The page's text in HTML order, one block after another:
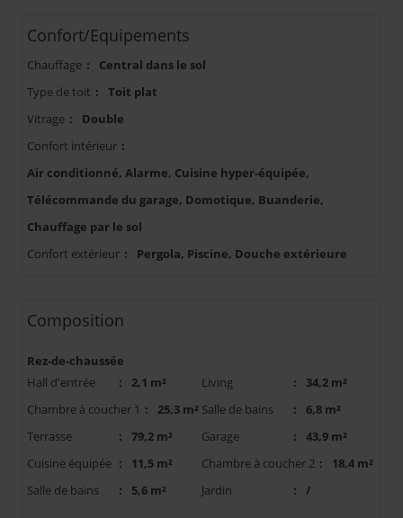
Confort/Equipements
Chauffage :
Central dans le sol
Type de toit :
Toit plat
Vitrage :
Double
Confort intérieur :
Air conditionné, Alarme, Cuisine hyper-équipée,
Télécommande du garage, Domotique, Buanderie,
Chauffage par le sol
Confort extérieur : Pergola, Piscine, Douche extérieure
Composition
Rez-de-chaussée
Hall d'entrée
: 2,1 m² Living :
34,2 m²
Chambre à coucher 1 : 25,3 m² Salle de bains :
6,8 m²
Terrasse
: 79,2 m² Garage :
43,9 m²
Cuisine équipée : 11,5 m² Chambre à coucher 2 :
18,4 m²
Salle de bains
: 5,6 m² Jardin : /